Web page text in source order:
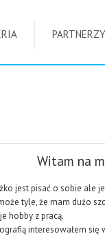
PARTNERZY
Witam na
jest pisać o sobie ale
tyle, że mam dużo
hobby z pracą.
interesowałem się